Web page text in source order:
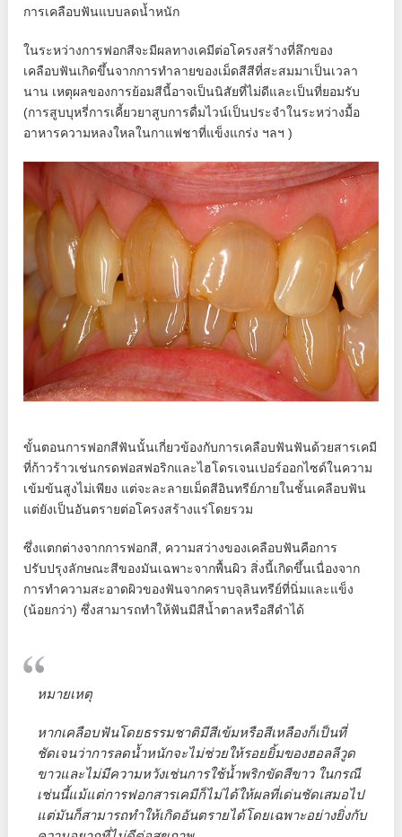
การเคลือบฟันแบบลดน้ำหนัก
ในระหว่างการฟอกสีจะมีผลทางเคมีต่อโครงสร้างที่ลึกของ
เคลือบฟันเกิดขึ้นจากการทำลายของเม็ดสีสีที่สะสมมาเป็นเวลา
นาน เหตุผลของการย้อมสีนี้อาจเป็นนิสัยที่ไม่ดีและเป็นที่ยอมรับ
(การสูบบุหรี่การเคี้ยวยาสูบการดื่มไวน์เป็นประจำในระหว่างมื้อ
อาหารความหลงใหลในกาแฟชาที่แข็งแกร่ง ฯลฯ )
ขั้นตอนการฟอกสีฟันนั้นเกี่ยวข้องกับการเคลือบฟันฟันด้วยสารเคมี
ที่ก้าวร้าวเช่นกรดฟอสฟอริกและไฮโดรเจนเปอร์ออกไซด์ในความ
เข้มข้นสูงไม่เพียง แต่จะละลายเม็ดสีอินทรีย์ภายในชั้นเคลือบฟัน
แต่ยังเป็นอันตรายต่อโครงสร้างแร่โดยรวม
ซึ่งแตกต่างจากการฟอกสี, ความสว่างของเคลือบฟันคือการ
ปรับปรุงลักษณะสีของมันเฉพาะจากพื้นผิว สิ่งนี้เกิดขึ้นเนื่องจาก
การทำความสะอาดผิวของฟันจากคราบจุลินทรีย์ที่นิ่มและแข็ง
(น้อยกว่า) ซึ่งสามารถทำให้ฟันมีสีน้ำตาลหรือสีดำได้
หมายเหตุ
หากเคลือบฟันโดยธรรมชาติมีสีเข้มหรือสีเหลืองก็เป็นที่
ชัดเจนว่าการลดน้ำหนักจะไม่ช่วยให้รอยยิ้มของฮอลลีวูด
ขาวและไม่มีความหวังเช่นการใช้น้ำพริกขัดสีขาว ในกรณี
เช่นนี้แม้แต่การฟอกสารเคมีก็ไม่ได้ให้ผลที่เด่นชัดเสมอไป
แต่มันก็สามารถทำให้เกิดอันตรายได้โดยเฉพาะอย่างยิ่งกับ